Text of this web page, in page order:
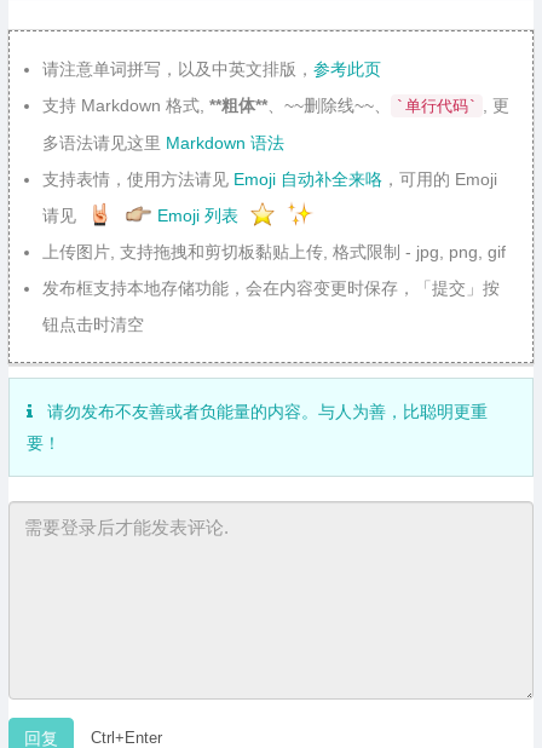
请注意单词拼写，以及中英文排版， 参考此页
支持 Markdown 格式, **粗体**、~~删除线~~、 `单行代码` , 更
多语法请见这里 Markdown 语法
支持表情，使用方法请见 Emoji 自动补全来咯 ，可用的 Emoji
请见
Emoji 列表
上传图片, 支持拖拽和剪切板黏贴上传, 格式限制 - jpg, png, gif
发布框支持本地存储功能，会在内容变更时保存，「提交」按
钮点击时清空
请勿发布不友善或者负能量的内容。与人为善，比聪明更重
要！
Ctrl+Enter